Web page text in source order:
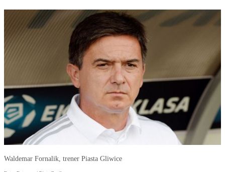
Waldemar Fornalik, trener Piasta Gliwice